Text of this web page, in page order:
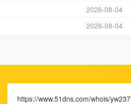
2026-08-04
2026-08-04
https://www.51dns.com/whois/